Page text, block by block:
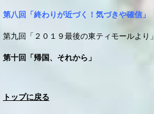
第八回「終わりが近づく！気づきや確信」
第九回「２０１９最後の東ティモールより」
第十回「帰国、それから」
トップに戻る